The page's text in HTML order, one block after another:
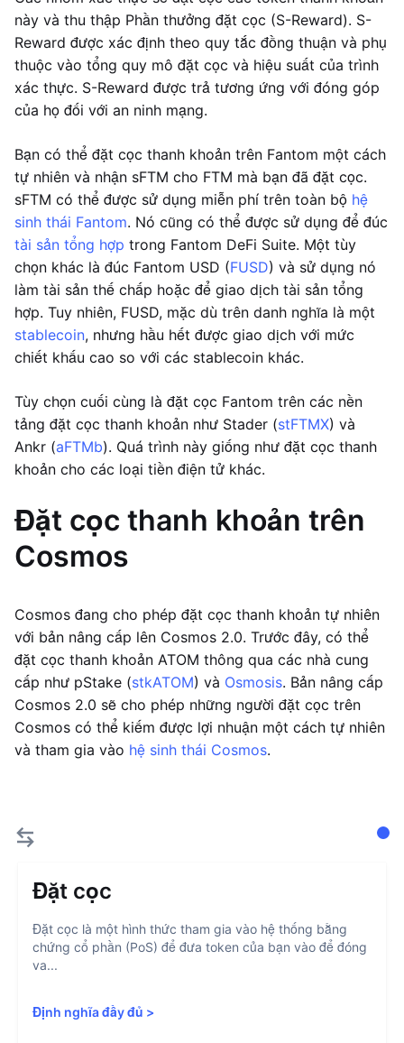
này và thu thập Phần thưởng đặt cọc (S-Reward). S-
Reward được xác định theo quy tắc đồng thuận và phụ
thuộc vào tổng quy mô đặt cọc và hiệu suất của trình
xác thực. S-Reward được trả tương ứng với đóng góp
của họ đối với an ninh mạng.
Bạn có thể đặt cọc thanh khoản trên Fantom một cách
tự nhiên và nhận sFTM cho FTM mà bạn đã đặt cọc.
sFTM có thể được sử dụng miễn phí trên toàn bộ hệ
sinh thái Fantom. Nó cũng có thể được sử dụng để đúc
tài sản tổng hợp trong Fantom DeFi Suite. Một tùy
chọn khác là đúc Fantom USD (FUSD) và sử dụng nó
làm tài sản thế chấp hoặc để giao dịch tài sản tổng
hợp. Tuy nhiên, FUSD, mặc dù trên danh nghĩa là một
stablecoin, nhưng hầu hết được giao dịch với mức
chiết khấu cao so với các stablecoin khác.
Tùy chọn cuối cùng là đặt cọc Fantom trên các nền
tảng đặt cọc thanh khoản như Stader (stFTMX) và
Ankr (aFTMb). Quá trình này giống như đặt cọc thanh
khoản cho các loại tiền điện tử khác.
Đặt cọc thanh khoản trên
Cosmos
Cosmos đang cho phép đặt cọc thanh khoản tự nhiên
với bản nâng cấp lên Cosmos 2.0. Trước đây, có thể
đặt cọc thanh khoản ATOM thông qua các nhà cung
cấp như pStake (stkATOM) và Osmosis. Bản nâng cấp
Cosmos 2.0 sẽ cho phép những người đặt cọc trên
Cosmos có thể kiếm được lợi nhuận một cách tự nhiên
và tham gia vào hệ sinh thái Cosmos.
Đặt cọc
Đặt cọc là một hình thức tham gia vào hệ thống bằng
chứng cổ phần (PoS) để đưa token của bạn vào để đóng
va...
Định nghĩa đầy đủ >